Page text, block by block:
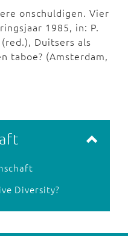
onschuldigen. Vier
1985, in: P.
Duitsers als
taboe? (Amsterdam,
Diversity?